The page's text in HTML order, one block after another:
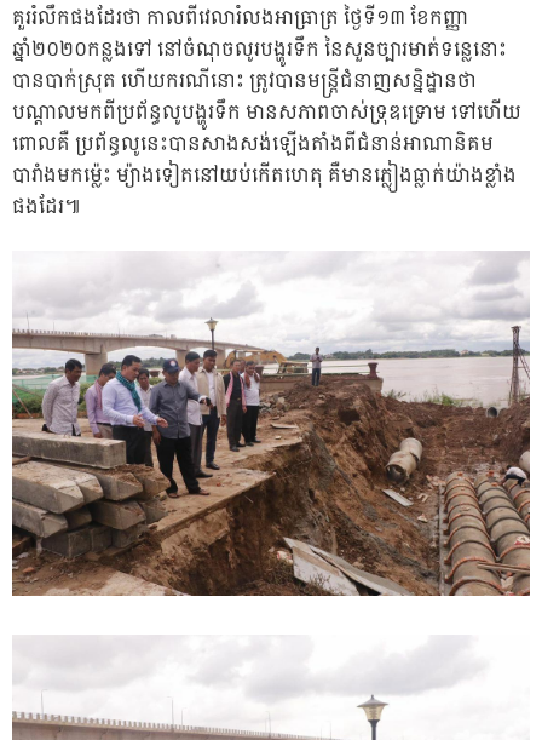
គួររំលឹកផងដែរថា កាលពីវេលារំលងអាធ្រាត្រ ថ្ងៃទី១៣ ខែកញ្ញា
ឆ្នាំ២០២០កន្លងទៅ នៅចំណុចលូរបង្ហូរទឹក នៃសួនច្បារមាត់ទន្លេនោះ
បានបាក់ស្រុត ហើយករណីនោះ ត្រូវបានមន្ត្រីជំនាញសន្និដ្ឋានថា
បណ្ដាលមកពីប្រព័ន្ធលូបង្ហូរទឹក មានសភាពចាស់ទ្រុឌទ្រោម ទៅហើយ
ពោលគឺ ប្រព័ន្ធលូនេះបានសាងសង់ឡើងតាំងពីជំនាន់អាណានិគម
បារាំងមកម្ល៉េះ ម្យ៉ាងទៀតនៅយប់កើតហេតុ គឺមានភ្លៀងធ្លាក់យ៉ាងខ្លាំង
ផងដែរ៕